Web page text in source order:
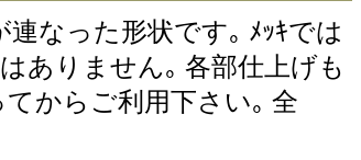
連なった形状です｡ ﾒｯｷでは
ありません｡ 各部仕上げも
からご利用下さい｡ 全